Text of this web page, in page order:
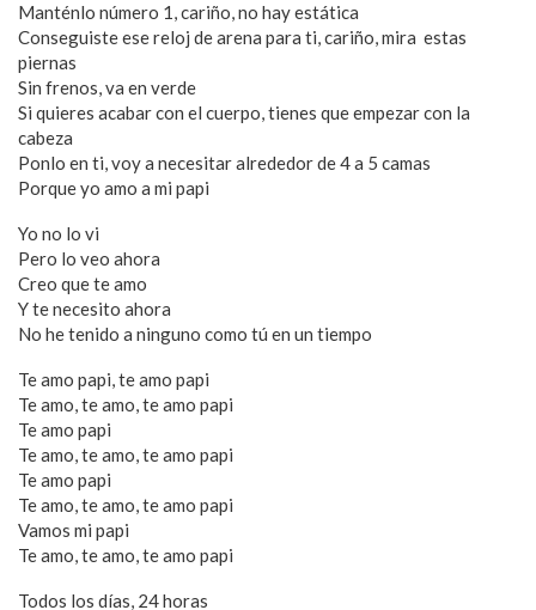
Manténlo número 1, cariño, no hay estática
Conseguiste ese reloj de arena para ti, cariño, mira estas
piernas
Sin frenos, va en verde
Si quieres acabar con el cuerpo, tienes que empezar con la
cabeza
Ponlo en ti, voy a necesitar alrededor de 4 a 5 camas
Porque yo amo a mi papi
Yo no lo vi
Pero lo veo ahora
Creo que te amo
Y te necesito ahora
No he tenido a ninguno como tú en un tiempo
Te amo papi, te amo papi
Te amo, te amo, te amo papi
Te amo papi
Te amo, te amo, te amo papi
Te amo papi
Te amo, te amo, te amo papi
Vamos mi papi
Te amo, te amo, te amo papi
Todos los días, 24 horas